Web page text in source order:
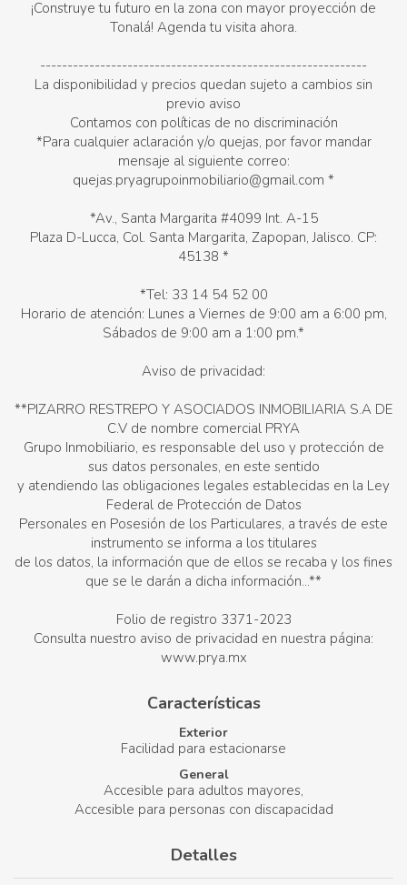
¡Construye tu futuro en la zona con mayor proyección de
Tonalá! Agenda tu visita ahora.
------------------------------------------------------------
La disponibilidad y precios quedan sujeto a cambios sin
previo aviso
Contamos con políticas de no discriminación
*Para cualquier aclaración y/o quejas, por favor mandar
mensaje al siguiente correo:
quejas.pryagrupoinmobiliario@gmail.com *
*Av., Santa Margarita #4099 Int. A-15
Plaza D-Lucca, Col. Santa Margarita, Zapopan, Jalisco. CP:
45138 *
*Tel: 33 14 54 52 00
Horario de atención: Lunes a Viernes de 9:00 am a 6:00 pm,
Sábados de 9:00 am a 1:00 pm.*
Aviso de privacidad:
**PIZARRO RESTREPO Y ASOCIADOS INMOBILIARIA S.A DE
C.V de nombre comercial PRYA
Grupo Inmobiliario, es responsable del uso y protección de
sus datos personales, en este sentido
y atendiendo las obligaciones legales establecidas en la Ley
Federal de Protección de Datos
Personales en Posesión de los Particulares, a través de este
instrumento se informa a los titulares
de los datos, la información que de ellos se recaba y los fines
que se le darán a dicha información...**
Folio de registro 3371-2023
Consulta nuestro aviso de privacidad en nuestra página:
www.prya.mx
Características
Exterior
Facilidad para estacionarse
General
Accesible para adultos mayores
Accesible para personas con discapacidad
Detalles